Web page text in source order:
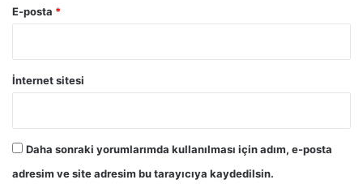
E-posta *
İnternet sitesi
Daha sonraki yorumlarımda kullanılması için adım, e-posta
adresim ve site adresim bu tarayıcıya kaydedilsin.